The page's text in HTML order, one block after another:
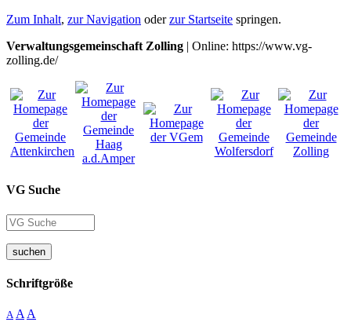
Zum Inhalt, zur Navigation oderzur Startseite springen.
Verwaltungsgemeinschaft Zolling | Online: https://www.vg-
zolling.de/
VG Suche
suchen
Schriftgröße
A A A